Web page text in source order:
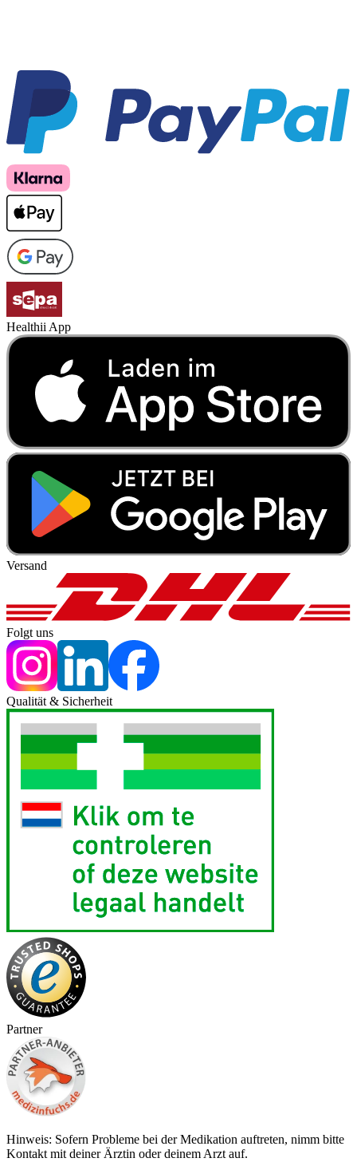
Healthii App
Versand
Folgt uns
Qualität & Sicherheit
Partner
Hinweis: Sofern Probleme bei der Medikation auftreten, nimm bitte
Kontakt mit deiner Ärztin oder deinem Arzt auf.